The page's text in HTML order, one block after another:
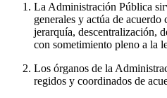
La Administración Pública
generales y actúa de
jerarquía, descentralización,
con sometimiento pleno a la
Los órganos de la
regidos y coordinados de